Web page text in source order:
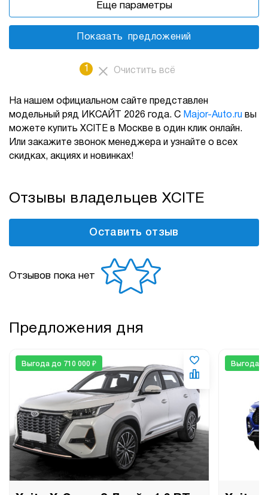
1 Очистить всё
Еще параметры
Показать предложений
На нашем официальном сайте представлен
модельный ряд ИКСАЙТ 2026 года. С Major-Auto.ru вы
можете купить XСITE в Москве в один клик онлайн.
Или закажите звонок менеджера и узнайте о всех
скидках, акциях и новинках!
Отзывы владельцев XСITE
Оставить отзыв
Отзывов пока нет
Предложения дня
Выгода до 710 000 ₽ Выгода